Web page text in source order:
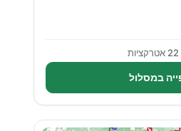
22 אטרקציות
במסלול